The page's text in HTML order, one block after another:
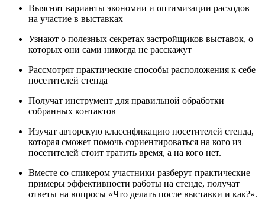
Выяснят варианты экономии и оптимизации расходов
на участие в выставках
Узнают о полезных секретах застройщиков выставок, о
которых они сами никогда не расскажут
Рассмотрят практические способы расположения к себе
посетителей стенда
Получат инструмент для правильной обработки
собранных контактов
Изучат авторскую классификацию посетителей стенда,
которая сможет помочь сориентироваться на кого из
посетителей стоит тратить время, а на кого нет.
Вместе со спикером участники разберут практические
примеры эффективности работы на стенде, получат
ответы на вопросы «Что делать после выставки и как?».